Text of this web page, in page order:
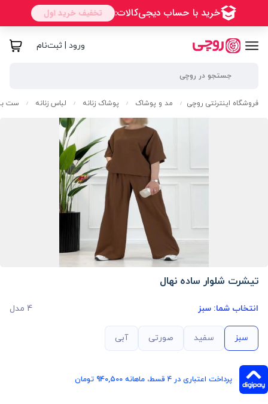
ورود | ثبت‌نام
فروشگاه اینترنتی روچی / مد و پوشاک / پوشاک زنانه / لباس زنانه / ست
تیشرت شلوار ساده نهال
انتخاب شما: سبز 4 مدل
سبز سفید صورتی آبی
پرداخت اعتباری در ۴ قسط، ماهانه 940,500 تومان